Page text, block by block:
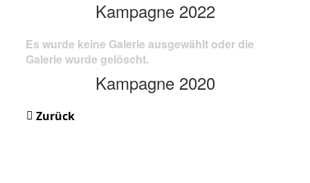
Kampagne 2022
Es wurde keine Galerie ausgewählt oder die
Galerie wurde gelöscht.
Kampagne 2020
Zurück